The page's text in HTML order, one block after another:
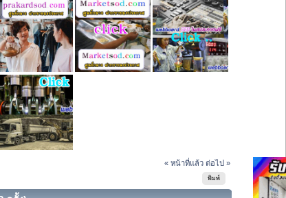
« หน้าที่แล้ว ต่อไป »
พิมพ์